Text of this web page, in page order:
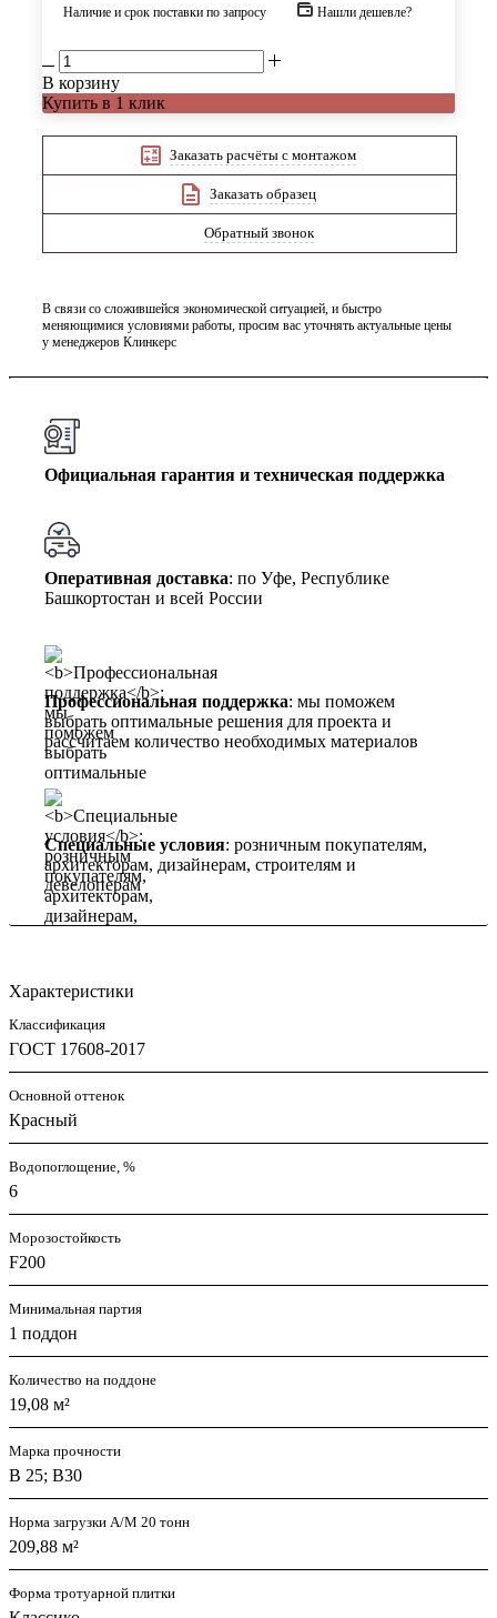
Наличие и срок поставки по запросу Нашли дешевле?
В корзину
Купить в 1 клик
Заказать расчёты с монтажом
Заказать образец
Обратный звонок
В связи со сложившейся экономической ситуацией, и быстро
меняющимися условиями работы, просим вас уточнять актуальные цены
у менеджеров Клинкерс
Официальная гарантия и техническая поддержка
Оперативная доставка: по Уфе, Республике
Башкортостан и всей России
Профессиональная поддержка: мы поможем
выбрать оптимальные решения для проекта и
рассчитаем количество необходимых материалов
Специальные условия: розничным покупателям,
архитекторам, дизайнерам, строителям и
девелоперам
Характеристики
Классификация
ГОСТ 17608-2017
Основной оттенок
Красный
Водопоглощение, %
6
Морозостойкость
F200
Минимальная партия
1 поддон
Количество на поддоне
19,08 м²
Марка прочности
В 25; В30
Норма загрузки А/М 20 тонн
209,88 м²
Форма тротуарной плитки